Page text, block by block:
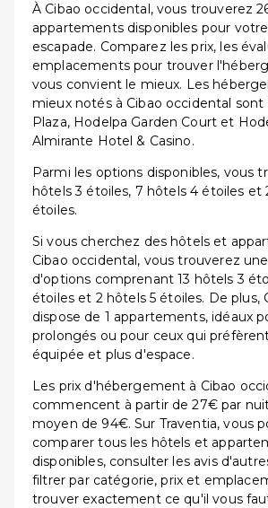
À Cibao occidental, vous trouverez
appartements disponibles pour
escapade. Comparez les prix, les
emplacements pour trouver
vous convient le mieux. Les
mieux notés à Cibao occidental sont
Plaza, Hodelpa Garden Court et
Almirante Hotel & Casino.
Parmi les options disponibles, vous
hôtels 3 étoiles, 7 hôtels 4 étoiles et
étoiles.
Si vous cherchez des hôtels et
Cibao occidental, vous trouverez
d'options comprenant 13 hôtels 3
étoiles et 2 hôtels 5 étoiles. De plus,
dispose de 1 appartements, idéaux
prolongés ou pour ceux qui
équipée et plus d'espace.
Les prix d'hébergement à Cibao
commencent à partir de 27€ par
moyen de 94€. Sur Traventia, vous
comparer tous les hôtels et
disponibles, consulter les avis
filtrer par catégorie, prix et
trouver exactement ce qu'il vous